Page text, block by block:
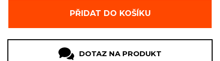
PŘIDAT DO KOŠÍKU
DOTAZ NA PRODUKT